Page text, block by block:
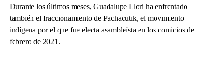
Durante los últimos meses, Guadalupe Llori ha enfrentado
también el fraccionamiento de Pachacutik, el movimiento
indígena por el que fue electa asambleísta en los comicios de
febrero de 2021.